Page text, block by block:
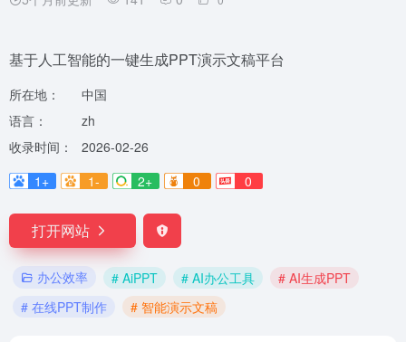
基于人工智能的一键生成PPT演示文稿平台
所在地：
中国
语言：
zh
收录时间：
2026-02-26
1+
1- 2+ 0 0
打开网站
办公效率 # AiPPT # AI办公工具
# AI生成PPT
# 在线PPT制作
# 智能演示文稿